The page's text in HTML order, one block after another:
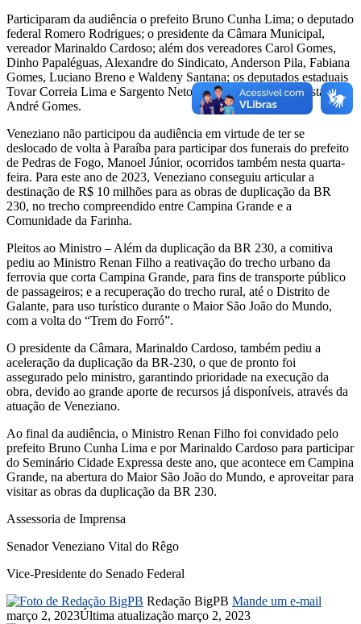
Participaram da audiência o prefeito Bruno Cunha Lima; o deputado
federal Romero Rodrigues; o presidente da Câmara Municipal,
vereador Marinaldo Cardoso; além dos vereadores Carol Gomes,
Dinho Papaléguas, Alexandre do Sindicato, Anderson Pila, Fabiana
Gomes, Luciano Breno e Waldeny Santana; os deputados estaduais
Tovar Correia Lima e Sargento Neto; e o prefeito de Boa Vista,
André Gomes.
Veneziano não participou da audiência em virtude de ter se
deslocado de volta à Paraíba para participar dos funerais do prefeito
de Pedras de Fogo, Manoel Júnior, ocorridos também nesta quarta-
feira. Para este ano de 2023, Veneziano conseguiu articular a
destinação de R$ 10 milhões para as obras de duplicação da BR
230, no trecho compreendido entre Campina Grande e a
Comunidade da Farinha.
Pleitos ao Ministro – Além da duplicação da BR 230, a comitiva
pediu ao Ministro Renan Filho a reativação do trecho urbano da
ferrovia que corta Campina Grande, para fins de transporte público
de passageiros; e a recuperação do trecho rural, até o Distrito de
Galante, para uso turístico durante o Maior São João do Mundo,
com a volta do “Trem do Forró”.
O presidente da Câmara, Marinaldo Cardoso, também pediu a
aceleração da duplicação da BR-230, o que de pronto foi
assegurado pelo ministro, garantindo prioridade na execução da
obra, devido ao grande aporte de recursos já disponíveis, através da
atuação de Veneziano.
Ao final da audiência, o Ministro Renan Filho foi convidado pelo
prefeito Bruno Cunha Lima e por Marinaldo Cardoso para participar
do Seminário Cidade Expressa deste ano, que acontece em Campina
Grande, na abertura do Maior São João do Mundo, e aproveitar para
visitar as obras da duplicação da BR 230.
Assessoria de Imprensa
Senador Veneziano Vital do Rêgo
Vice-Presidente do Senado Federal
Redação BigPB Mande um e-mail
março 2, 2023Última atualização março 2, 2023